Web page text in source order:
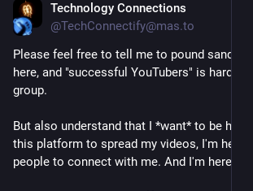
Technology Connections
@TechConnectify@mas.to
Please feel free to tell me to pound sand. I
here, and "successful YouTubers" is hardly a
group.
But also understand that I *want* to be here.
this platform to spread my videos, I'm here
people to connect with me. And I'm here to